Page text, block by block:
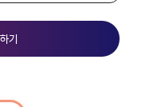
기